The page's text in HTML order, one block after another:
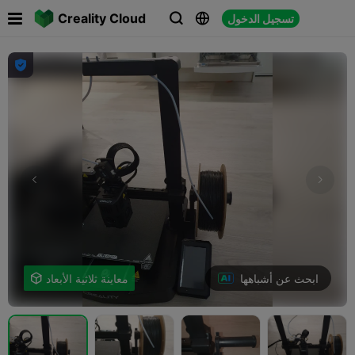
Creality Cloud   تسجيل الدخول
 

 معاينة ثلاثية الأبعاد ابحث عن أشباهها